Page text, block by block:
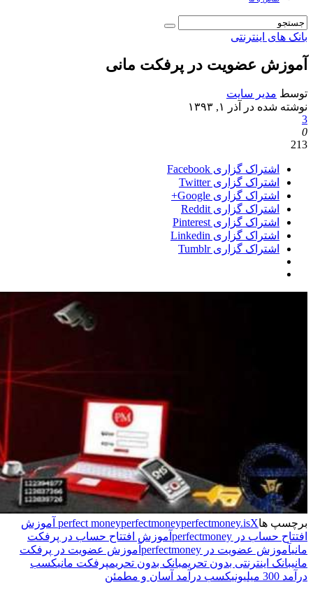
بانک های اینترنتی
آموزش عضویت در پرفکت مانی
توسط مدیر سایت
نوشته شده در
آذر ۱, ۱۳۹۳
3
0
213
اشتراک گزاری Facebook
اشتراک گزاری Twitter
اشتراک گزاری Google+
اشتراک گزاری Reddit
اشتراک گزاری Pinterest
اشتراک گزاری Linkedin
اشتراک گزاری Tumblr
برچسپ ها perfect moneyperfectmoneyperfectmoney.is
X آموزش
افتتاح حساب در perfectmoney
آموزش افتتاح حساب در پرفکت
مانیآموزش عضویت در perfectmoney
آموزش عضویت در پرفکت
مانیبانک اینترنتی بدون تحریمبانک بدون تحریمپرفکت مانیکسب
درآمد 300 میلیونی
کسب درآمد آسان و مطمئن